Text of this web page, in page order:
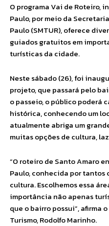
O programa Vai de Roteiro,
Paulo, por meio da
Paulo (SMTUR), oferece
guiados gratuitos em
turísticas da cidade.
Neste sábado (26), foi
projeto, que passará pelo
o passeio, o público poderá
histórica, conhecendo um
atualmente abriga um
muitas opções de cultura,
“O roteiro de Santo Amaro
Paulo, conhecida por tantos
cultura. Escolhemos essa
importância não apenas
que o bairro possui”, afirma
Turismo, Rodolfo Marinho.